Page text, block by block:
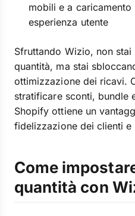
mobili e a
esperienza utente
Sfruttando Wizio, non
quantità, ma stai
ottimizzazione dei ricavi.
stratificare sconti, bundle
Shopify ottiene un
fidelizzazione dei clienti
Come
quantità con